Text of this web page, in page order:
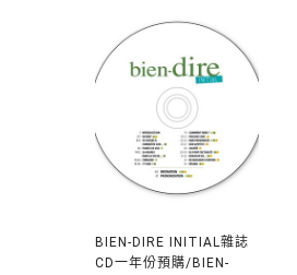
BIEN-DIRE INITIAL雜誌
CD一年份預購/BIEN-